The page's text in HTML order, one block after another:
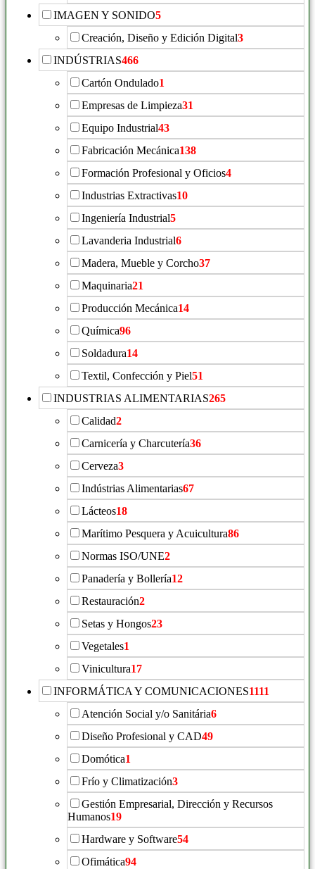
IMAGEN Y SONIDO5
Creación, Diseño y Edición Digital3
INDÚSTRIAS466
Cartón Ondulado1
Empresas de Limpieza31
Equipo Industrial43
Fabricación Mecánica138
Formación Profesional y Oficios4
Industrias Extractivas10
Ingeniería Industrial5
Lavanderia Industrial6
Madera, Mueble y Corcho37
Maquinaria21
Producción Mecánica14
Química96
Soldadura14
Textil, Confección y Piel51
INDUSTRIAS ALIMENTARIAS265
Calidad2
Carnicería y Charcutería36
Cerveza3
Indústrias Alimentarias67
Lácteos18
Marítimo Pesquera y Acuicultura86
Normas ISO/UNE2
Panadería y Bollería12
Restauración2
Setas y Hongos23
Vegetales1
Vinicultura17
INFORMÁTICA Y COMUNICACIONES1111
Atención Social y/o Sanitária6
Diseño Profesional y CAD49
Domótica1
Frío y Climatización3
Gestión Empresarial, Dirección y Recursos
Humanos19
Hardware y Software54
Ofimática94